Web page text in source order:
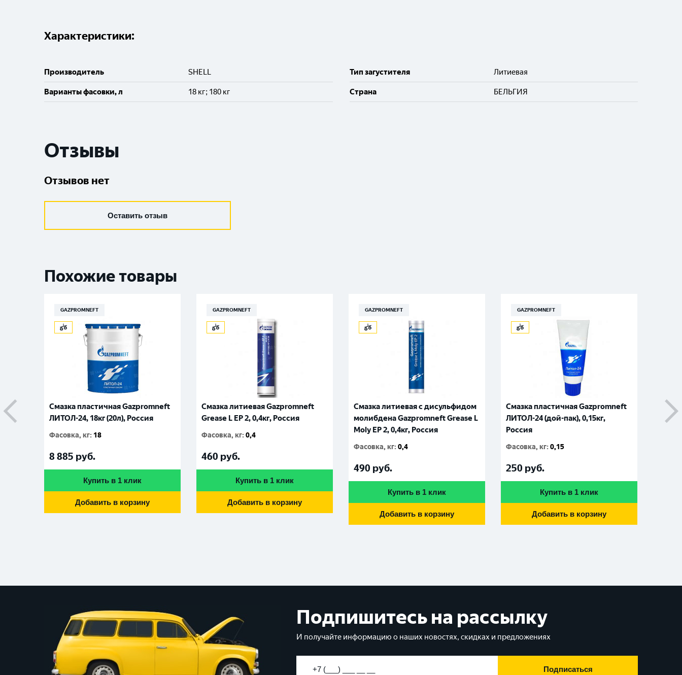
Характеристики:
Производитель SHELL
Варианты фасовки, л 18 кг; 180 кг
Тип загустителя Литиевая
Cтрана БЕЛЬГИЯ
Отзывы
Отзывов нет
Оставить отзыв
Похожие товары
GAZPROMNEFT
Смазка пластичная Gazpromneft
ЛИТОЛ-24, 18кг (20л), Россия
Фасовка, кг: 18
8 885 руб.
Купить в 1 клик
Добавить в корзину
GAZPROMNEFT
Смазка литиевая Gazpromneft
Grease L EP 2, 0,4кг, Россия
Фасовка, кг:0,4
460 руб.
Купить в 1 клик
Добавить в корзину
GAZPROMNEFT
Смазка литиевая с дисульфидом
молибдена Gazpromneft Grease L
Moly EP 2, 0,4кг, Россия
Фасовка, кг:0,4
490 руб.
Купить в 1 клик
Добавить в корзину
GAZPROMNEFT
Смазка пластичная Gazpromneft
ЛИТОЛ-24 (дой-пак), 0,15кг,
Россия
Фасовка, кг:0,15
250 руб.
Купить в 1 клик
Добавить в корзину
Подпишитесь на рассылку
И получайте информацию о наших новостях, скидках и предложениях
Подписаться